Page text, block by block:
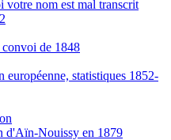
nom est mal transcrit
convoi de 1848
statistiques 1852-
d'Aïn-Nouissy en 1879